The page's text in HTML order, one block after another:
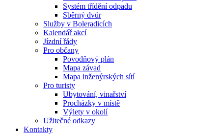
Systém třídění odpadu
Sběrný dvůr
Služby v Boleradicích
Kalendář akcí
Jízdní řády
Pro občany
Povodňový plán
Mapa závad
Mapa inženýrských sítí
Pro turisty
Ubytování, vinařství
Procházky v místě
Výlety v okolí
Užitečné odkazy
Kontakty